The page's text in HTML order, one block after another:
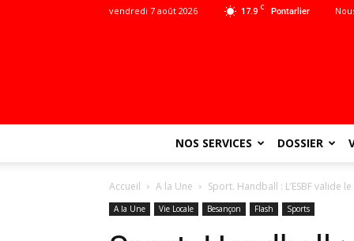
17.9 C Pontarlier
vendredi 7 août 2026
NOS SERVICES DOSSIER
Accueil A la Une Sport. Handball : L’ESBF valide
A la Une Vie Locale Besançon Flash Sports